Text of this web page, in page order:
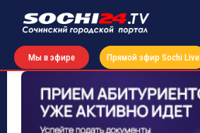
Мы в эфире Прямой эфир Sochi Live